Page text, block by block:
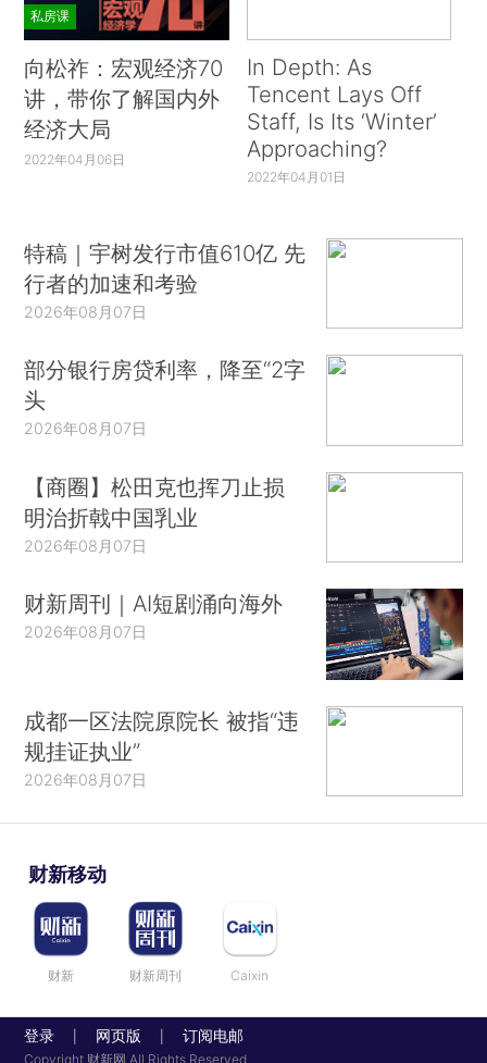
私房课
向松祚：宏观经济70
讲，带你了解国内外
经济大局
2022年04月06日
In Depth: As
Tencent Lays Off
Staff, Is Its ‘Winter’
Approaching?
2022年04月01日
特稿｜宇树发行市值610亿 先
行者的加速和考验
2026年08月07日
部分银行房贷利率，降至“2字
头
2026年08月07日
【商圈】松田克也挥刀止损
明治折戟中国乳业
2026年08月07日
财新周刊｜AI短剧涌向海外
2026年08月07日
成都一区法院原院长 被指“违
规挂证执业”
2026年08月07日
财新移动
财新 财新周刊 Caixin
登录 网页版 订阅电邮
Copyright 财新网 All Rights Reserved